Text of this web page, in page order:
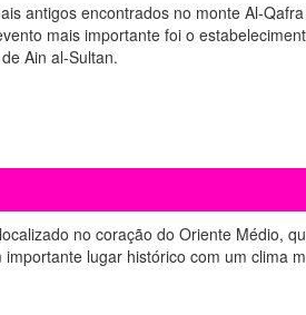
antigos encontrados no monte Al-
mais importante foi o
Ain al-Sultan.
no coração do Oriente Médio,
lugar histórico com um clima